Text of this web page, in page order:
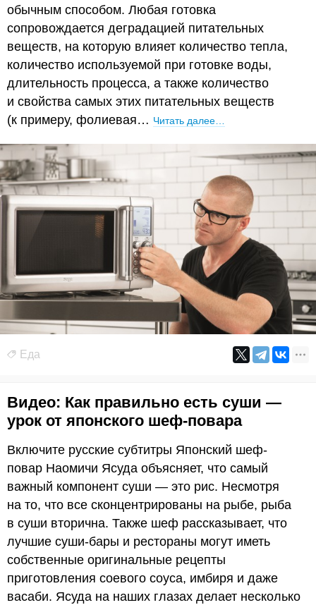
обычным способом. Любая готовка
сопровождается деградацией питательных
веществ, на которую влияет количество тепла,
количество используемой при готовке воды,
длительность процесса, а также количество
и свойства самых этих питательных веществ
(к примеру, фолиевая… Читать далее…
Еда
Видео: Как правильно есть суши —
урок от японского шеф-повара
Включите русские субтитры Японский шеф-
повар Наомичи Ясуда объясняет, что самый
важный компонент суши — это рис. Несмотря
на то, что все сконцентрированы на рыбе, рыба
в суши вторична. Также шеф рассказывает, что
лучшие суши-бары и рестораны могут иметь
собственные оригинальные рецепты
приготовления соевого соуса, имбиря и даже
васаби. Ясуда на наших глазах делает несколько